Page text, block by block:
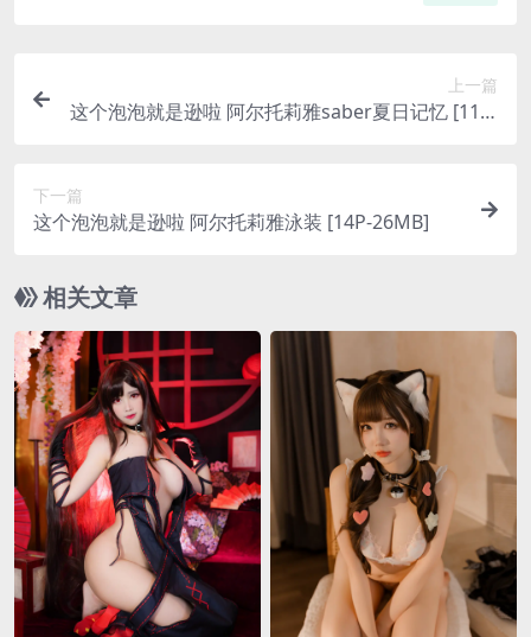
上一篇
这个泡泡就是逊啦 阿尔托莉雅saber夏日记忆 [11P-
下一篇
这个泡泡就是逊啦 阿尔托莉雅泳装 [14P-26MB]
相关文章